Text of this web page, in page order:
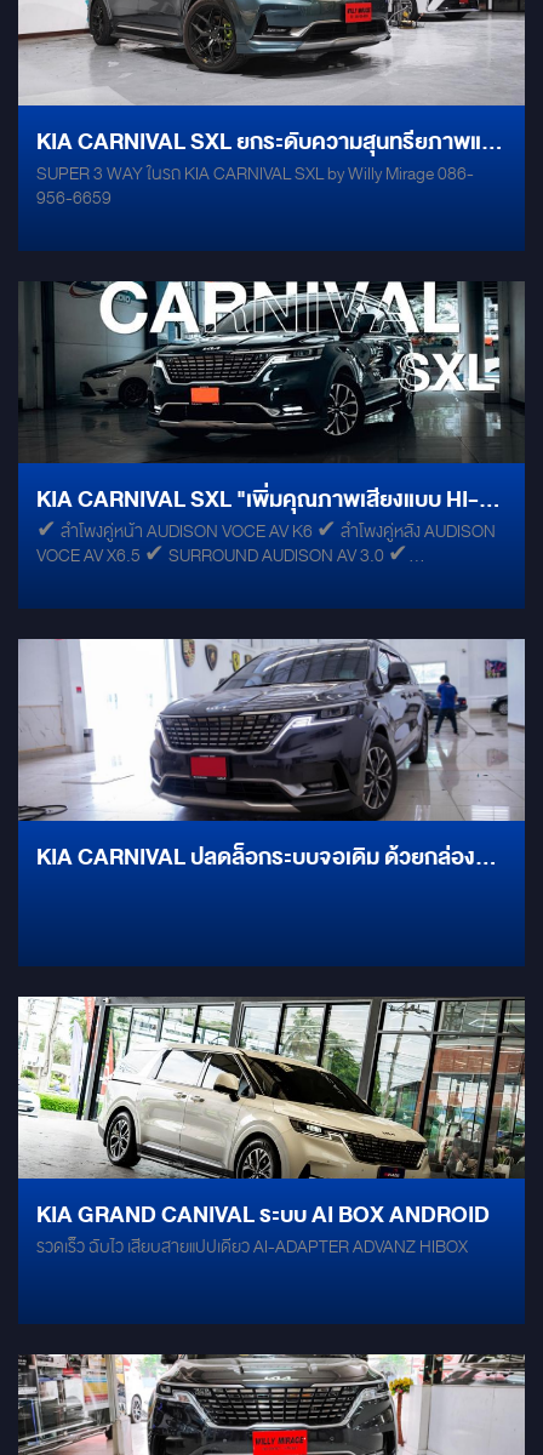
KIA CARNIVAL SXL ยกระดับความสุนทรียภาพแห่ง
เสียงระดับ SUPER 3-WAY
SUPER 3 WAY ในรถ KIA CARNIVAL SXL by Willy Mirage 086-
956-6659
KIA CARNIVAL SXL "เพิ่มคุณภาพเสียงแบบ HI-
RES" ด้วยชุด AUDISON VOCE FULL-SYSTEM
✔ ลำโพงคู่หน้า AUDISON VOCE AV K6 ✔ ลำโพงคู่หลัง AUDISON
VOCE AV X6.5 ✔ SURROUND AUDISON AV 3.0 ✔
10DP ✔ POWER AMP AUDISON AP1D & AUDISON AP4D ✔
KIA CARNIVAL ปลดล็อกระบบจอเดิม ด้วยกล่อง
KIA GRAND CANIVAL ระบบ AI BOX ANDROID
รวดเร็ว ฉับไว เสียบสายแปปเดียว AI-ADAPTER ADVANZ HIBOX